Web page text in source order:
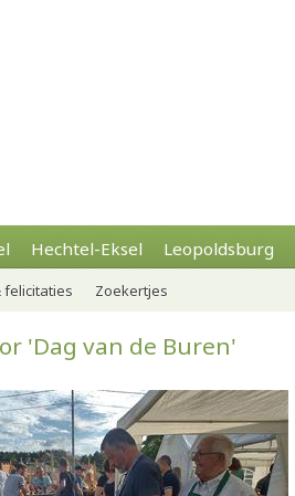
Hechtel-Eksel Leopoldsburg
felicitaties Zoekertjes
'Dag van de Buren'